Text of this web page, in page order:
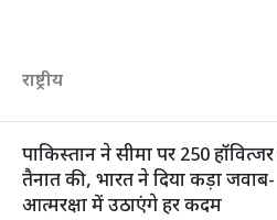
राष्ट्रीय
पाकिस्तान ने सीमा पर 250
तैनात की, भारत ने दिया कड़ा जवाब-
आत्मरक्षा में उठाएंगे हर कदम